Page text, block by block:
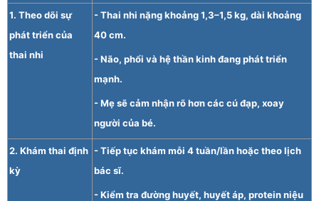
1. Theo dõi sự
phát triển của
thai nhi
- Thai nhi nặng khoảng 1,3–1,5 kg, dài khoảng
40 cm.
- Não, phổi và hệ thần kinh đang phát triển
mạnh.
- Mẹ sẽ cảm nhận rõ hơn các cú đạp, xoay
người của bé.
2. Khám thai định
kỳ
- Tiếp tục khám mỗi 4 tuần/lần hoặc theo lịch
bác sĩ.
- Kiểm tra đường huyết, huyết áp, protein niệu